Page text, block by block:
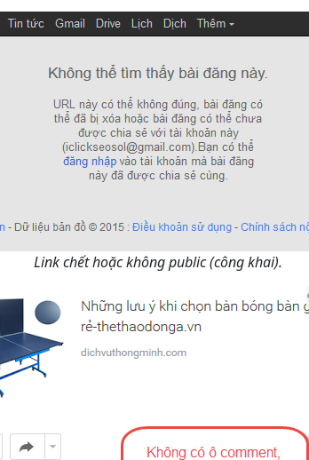
Link chết hoặc không public (công khai).